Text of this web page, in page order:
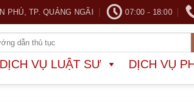
PHÚ, TP. QUẢNG NGÃI 07:00 - 18:00
DỊCH VỤ LUẬT SƯ DỊCH VỤ